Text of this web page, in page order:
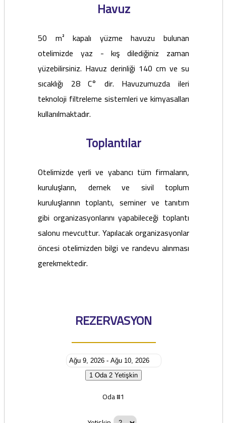
Havuz
50 m² kapalı yüzme havuzu bulunan
otelimizde yaz - kış dilediğiniz zaman
yüzebilirsiniz. Havuz derinliği 140 cm ve su
sıcaklığı 28 C° dir. Havuzumuzda ileri
teknoloji filtreleme sistemleri ve kimyasalları
kullanılmaktadır.
Toplantılar
Otelimizde yerli ve yabancı tüm firmaların,
kuruluşların, dernek ve sivil toplum
kuruluşlarının toplantı, seminer ve tanıtım
gibi organizasyonlarını yapabileceği toplantı
salonu mevcuttur. Yapılacak organizasyonlar
öncesi otelimizden bilgi ve randevu alınması
gerekmektedir.
REZERVASYON
1 Oda 2 Yetişkin
Oda #1